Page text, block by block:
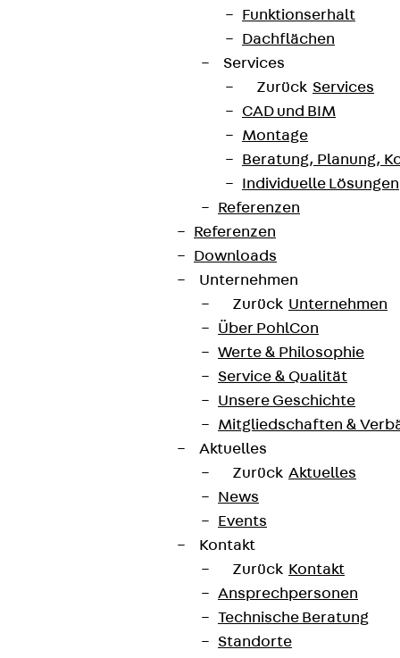
Funktionserhalt
Dachflächen
Services
Zurück Services
CAD und BIM
Montage
Beratung, Planung,
Individuelle Lösungen
Referenzen
Referenzen
Downloads
Unternehmen
Zurück Unternehmen
Über PohlCon
Werte & Philosophie
Service & Qualität
Unsere Geschichte
Mitgliedschaften &
Aktuelles
Zurück Aktuelles
News
Events
Kontakt
Zurück Kontakt
Ansprechpersonen
Technische Beratung
Standorte